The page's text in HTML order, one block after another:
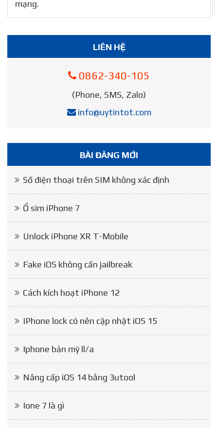
mạng.
LIÊN HỆ
0862-340-105
(Phone, SMS, Zalo)
info@uytintot.com
BÀI ĐĂNG MỚI
Số điện thoại trên SIM không xác định
Ổ sim iPhone 7
Unlock iPhone XR T-Mobile
Fake iOS không cần jailbreak
Cách kích hoạt iPhone 12
IPhone lock có nên cập nhật iOS 15
Iphone bản mỹ ll/a
Nâng cấp iOS 14 bằng 3utool
Ione 7 là gì